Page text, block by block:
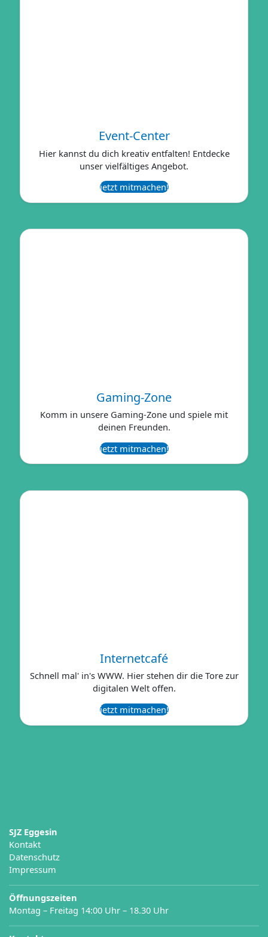
Event-Center
Hier kannst du dich kreativ entfalten! Entdecke
unser vielfältiges Angebot.
jetzt mitmachen!
Gaming-Zone
Komm in unsere Gaming-Zone und spiele mit
deinen Freunden.
jetzt mitmachen!
Internetcafé
Schnell mal' in's WWW. Hier stehen dir die Tore zur
digitalen Welt offen.
jetzt mitmachen!
Kontakt
Datenschutz
Impressum
Öffnungszeiten
Montag – Freitag 14:00 Uhr – 18.30 Uhr